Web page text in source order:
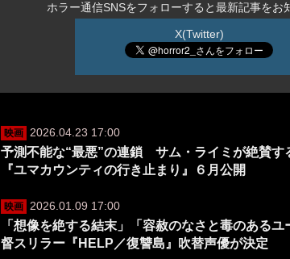
ホラー通信SNSをフォローすると最新記事をお
X(Twitter)
映画 2026.04.23 17:00
予測不能な“最悪”の連鎖 サム・ライミが絶賛す
『ユマカウンティの行き止まり』６月公開
映画 2026.01.09 17:00
「想像を絶する結末」「容赦のなさと毒のある
督スリラー『HELP／復讐島』吹替声優が決定